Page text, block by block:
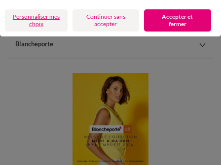
Aide & conseils
Blancheporte
Personnaliser mes
choix
Continuer sans
accepter
Accepter et
fermer